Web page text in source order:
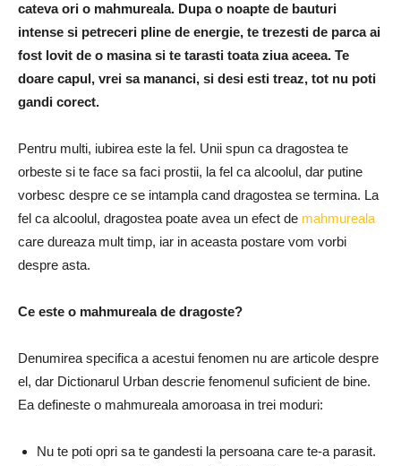
cateva ori o mahmureala. Dupa o noapte de bauturi
intense si petreceri pline de energie, te trezesti de parca ai
fost lovit de o masina si te tarasti toata ziua aceea. Te
doare capul, vrei sa mananci, si desi esti treaz, tot nu poti
gandi corect.
Pentru multi, iubirea este la fel. Unii spun ca dragostea te
orbeste si te face sa faci prostii, la fel ca alcoolul, dar putine
vorbesc despre ce se intampla cand dragostea se termina. La
fel ca alcoolul, dragostea poate avea un efect de mahmureala
care dureaza mult timp, iar in aceasta postare vom vorbi
despre asta.
Ce este o mahmureala de dragoste?
Denumirea specifica a acestui fenomen nu are articole despre
el, dar Dictionarul Urban descrie fenomenul suficient de bine.
Ea defineste o mahmureala amoroasa in trei moduri:
Nu te poti opri sa te gandesti la persoana care te-a parasit.